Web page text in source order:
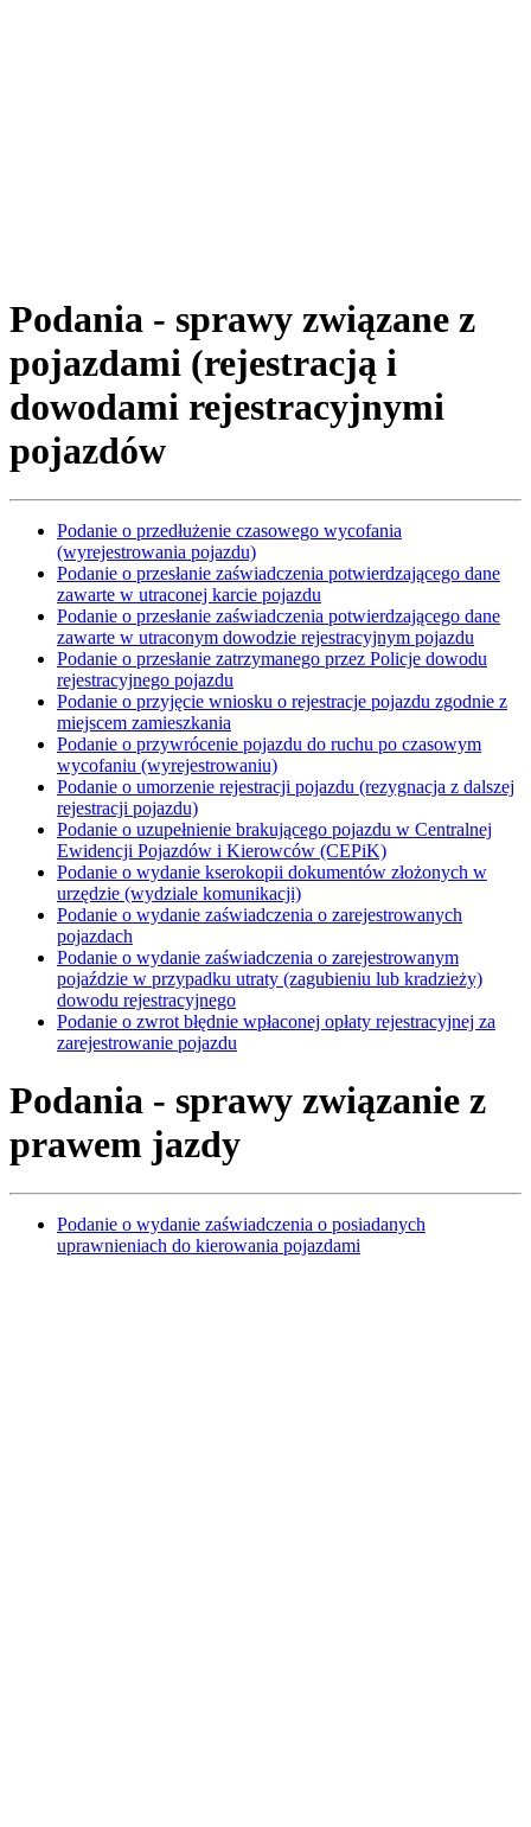
Podania - sprawy związane z
pojazdami (rejestracją i
dowodami rejestracyjnymi
pojazdów
Podanie o przedłużenie czasowego wycofania
(wyrejestrowania pojazdu)
Podanie o przesłanie zaświadczenia potwierdzającego dane
zawarte w utraconej karcie pojazdu
Podanie o przesłanie zaświadczenia potwierdzającego dane
zawarte w utraconym dowodzie rejestracyjnym pojazdu
Podanie o przesłanie zatrzymanego przez Policje dowodu
rejestracyjnego pojazdu
Podanie o przyjęcie wniosku o rejestracje pojazdu zgodnie z
miejscem zamieszkania
Podanie o przywrócenie pojazdu do ruchu po czasowym
wycofaniu (wyrejestrowaniu)
Podanie o umorzenie rejestracji pojazdu (rezygnacja z dalszej
rejestracji pojazdu)
Podanie o uzupełnienie brakującego pojazdu w Centralnej
Ewidencji Pojazdów i Kierowców (CEPiK)
Podanie o wydanie kserokopii dokumentów złożonych w
urzędzie (wydziale komunikacji)
Podanie o wydanie zaświadczenia o zarejestrowanych
pojazdach
Podanie o wydanie zaświadczenia o zarejestrowanym
pojaździe w przypadku utraty (zagubieniu lub kradzieży)
dowodu rejestracyjnego
Podanie o zwrot błędnie wpłaconej opłaty rejestracyjnej za
zarejestrowanie pojazdu
Podania - sprawy związanie z
prawem jazdy
Podanie o wydanie zaświadczenia o posiadanych
uprawnieniach do kierowania pojazdami